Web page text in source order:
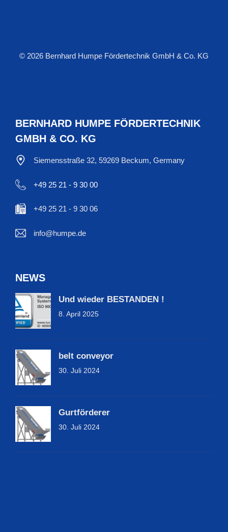
© 2026 Bernhard Humpe Fördertechnik GmbH & Co. KG
BERNHARD HUMPE FÖRDERTECHNIK
GMBH & CO. KG
Siemensstraße 32, 59269 Beckum, Germany
+49 25 21 - 9 30 00
+49 25 21 - 9 30 06
info@humpe.de
NEWS
Und wieder BESTANDEN !
8. April 2025
belt conveyor
30. Juli 2024
Gurtförderer
30. Juli 2024